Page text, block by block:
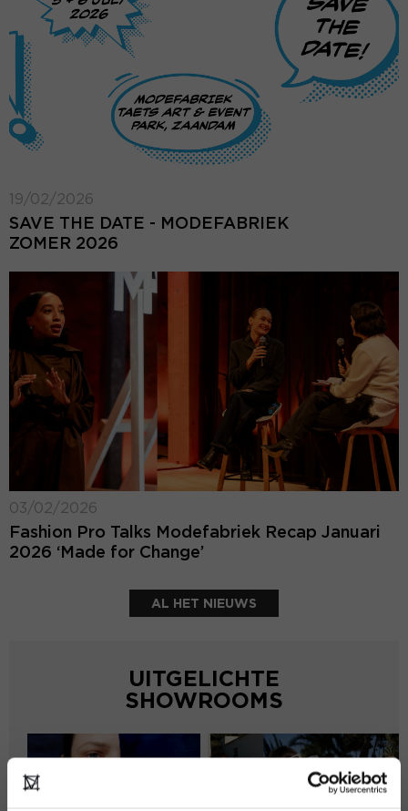
19/02/2026
SAVE THE DATE - MODEFABRIEK
ZOMER 2026
03/02/2026
Fashion Pro Talks Modefabriek Recap Januari
2026 ‘Made for Change’
AL HET NIEUWS
UITGELICHTE
SHOWROOMS